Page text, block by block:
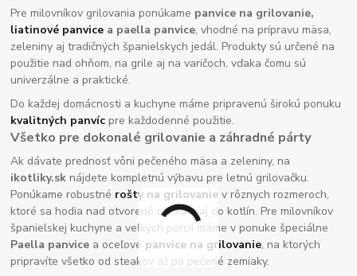
Pre milovníkov grilovania ponúkame panvice na grilovanie,
liatinové panvice a paella panvice, vhodné na prípravu mäsa,
zeleniny aj tradičných španielskych jedál. Produkty sú určené na
použitie nad ohňom, na grile aj na varičoch, vďaka čomu sú
univerzálne a praktické.
Do každej domácnosti a kuchyne máme pripravenú širokú ponuku
kvalitných panvíc pre každodenné použitie.
Všetko pre dokonalé grilovanie a záhradné párty
Ak dávate prednosť vôni pečeného mäsa a zeleniny, na
ikotliky.sk nájdete kompletnú výbavu pre letnú grilovačku.
Ponúkame robustné rošty na grilovanie v rôznych rozmeroch,
ktoré sa hodia nad otvorené ohnisko aj do kotlín. Pre milovníkov
španielskej kuchyne a veľkých porcií máme v ponuke špeciálne
Paella panvice a oceľové panvice na grilovanie, na ktorých
pripravíte všetko od steakov až po pečené zemiaky.